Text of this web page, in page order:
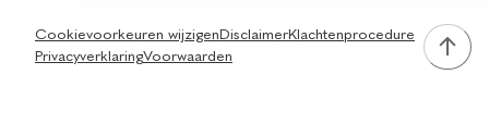
Cookievoorkeuren wijzigen DisclaimerKlachtenprocedure
PrivacyverklaringVoorwaarden